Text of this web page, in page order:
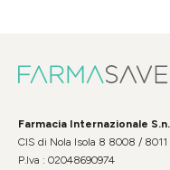
Farmacia Internazionale
CIS di Nola Isola 8 8008 /
P.Iva : 02048690974